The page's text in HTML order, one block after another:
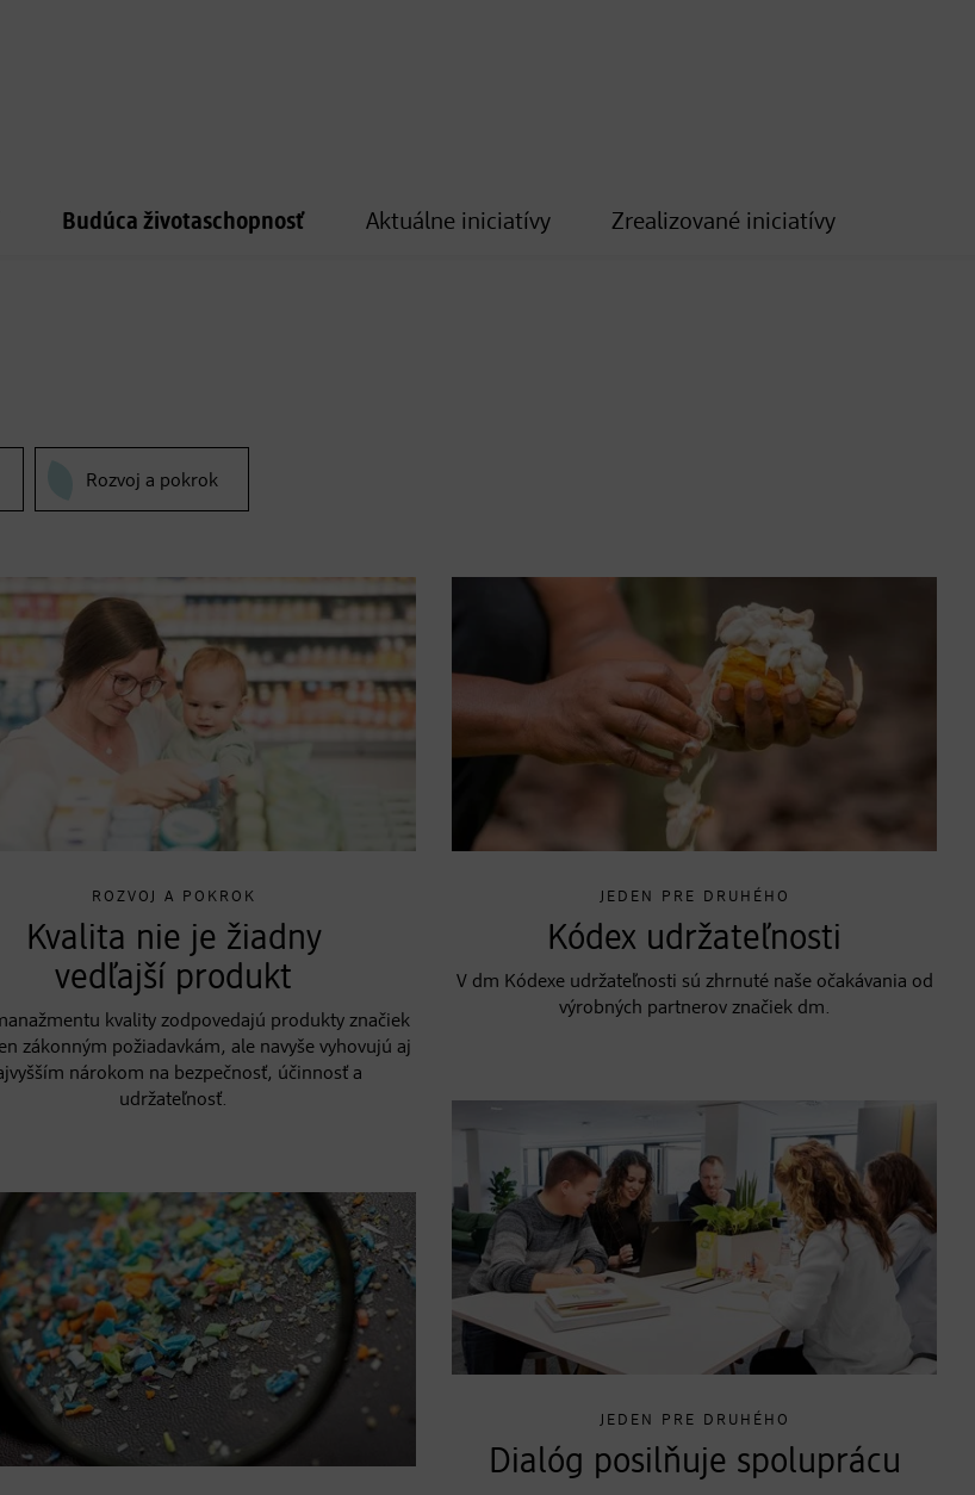
Budúca životaschopnosť Aktuálne iniciatívy Zrealizované iniciatívy
Rozvoj a pokrok
ROZVOJ A POKROK
Kvalita nie je žiadny
vedľajší produkt
kvality zodpovedajú produkty značiek
zákonným požiadavkám, ale navyše vyhovujú aj
nárokom na bezpečnosť, účinnosť a
udržateľnosť.
JEDEN PRE DRUHÉHO
Kódex udržateľnosti
V dm Kódexe udržateľnosti sú zhrnuté naše očakávania od
výrobných partnerov značiek dm.
JEDEN PRE DRUHÉHO
Dialóg posilňuje spoluprácu